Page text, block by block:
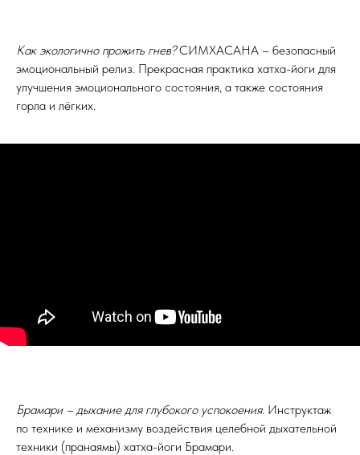
Как экологично прожить гнев?СИМХАСАНА – безопасный
эмоциональный релиз. Прекрасная практика хатха-йоги для
улучшения эмоционального состояния, а также состояния
горла и лёгких.
Брамари – дыхание для глубокого успокоения. Инструктаж
по технике и механизму воздействия целебной дыхательной
техники (пранаямы) хатха-йоги Брамари.